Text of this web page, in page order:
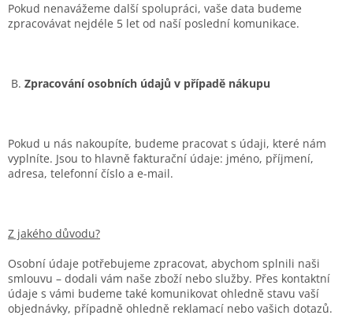
Pokud nenavážeme další spolupráci, vaše data budeme
zpracovávat nejdéle 5 let od naší poslední komunikace.
B. Zpracování osobních údajů v případě nákupu
Pokud u nás nakoupíte, budeme pracovat s údaji, které nám
vyplníte. Jsou to hlavně fakturační údaje: jméno, příjmení,
adresa, telefonní číslo a e-mail.
Z jakého důvodu?
Osobní údaje potřebujeme zpracovat, abychom splnili naši
smlouvu – dodali vám naše zboží nebo služby. Přes kontaktní
údaje s vámi budeme také komunikovat ohledně stavu vaší
objednávky, případně ohledně reklamací nebo vašich dotazů.